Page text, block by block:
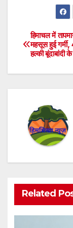
Post
हिमाचल में
महसूस हुई
हल्की बूंदाबांदी
Related